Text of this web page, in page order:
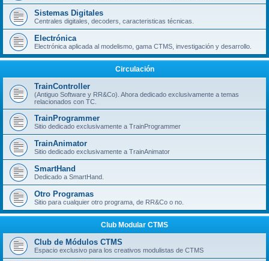
Sistemas Digitales
Centrales digitales, decoders, caracteristicas técnicas.
Electrónica
Electrónica aplicada al modelismo, gama CTMS, investigación y desarrollo.
Circulación
TrainController
(Antiguo Software y RR&Co). Ahora dedicado exclusivamente a temas
relacionados con TC.
TrainProgrammer
Sitio dedicado exclusivamente a TrainProgrammer
TrainAnimator
Sitio dedicado exclusivamente a TrainAnimator
SmartHand
Dedicado a SmartHand.
Otro Programas
Sitio para cualquier otro programa, de RR&Co o no.
Club Modular CTMS
Club de Módulos CTMS
Espacio exclusivo para los creativos modulistas de CTMS